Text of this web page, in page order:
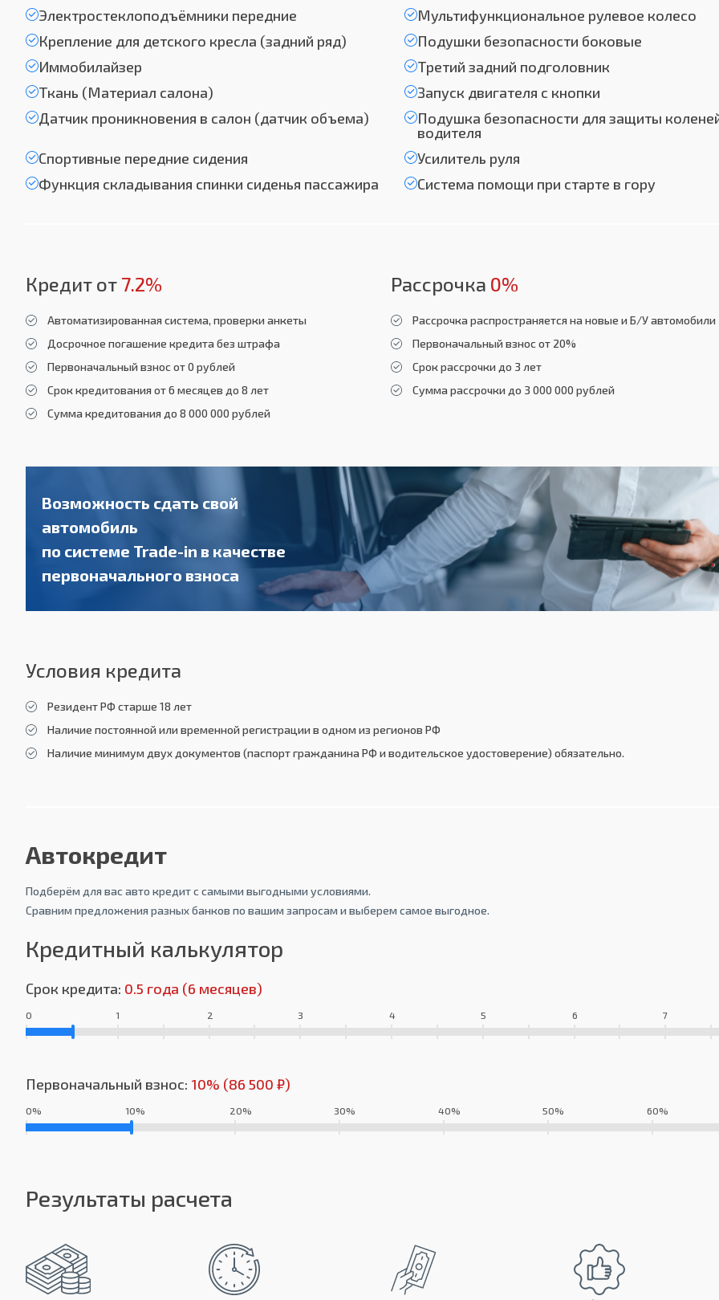
Электростеклоподъёмники передние
Мультифункциональное рулевое колесо
Крепление для детского кресла (задний ряд)
Подушки безопасности боковые
Иммобилайзер
Третий задний подголовник
Ткань (Материал салона)
Запуск двигателя с кнопки
Датчик проникновения в салон (датчик объема)
Подушка безопасности для защиты
водителя
Спортивные передние сидения
Усилитель руля
Функция складывания спинки сиденья пассажира
Система помощи при старте в гору
Кредит от 7.2%
Автоматизированная система, проверки анкеты
Досрочное погашение кредита без штрафа
Первоначальный взнос от 0 рублей
Срок кредитования от 6 месяцев до 8 лет
Сумма кредитования до 8 000 000 рублей
Рассрочка 0%
Рассрочка распространяется на новые и Б/У автомобили
Первоначальный взнос от 20%
Срок рассрочки до 3 лет
Сумма рассрочки до 3 000 000 рублей
Возможность сдать свой
автомобиль
по системе Trade-in в качестве
первоначального взноса
Условия кредита
Резидент РФ старше 18 лет
Наличие постоянной или временной регистрации в одном из регионов РФ
Наличие минимум двух документов (паспорт гражданина РФ и водительское удостоверение) обязательно.
Автокредит
Подберём для вас авто кредит с самыми выгодными условиями.
Сравним предложения разных банков по вашим запросам и выберем самое выгодное.
Кредитный калькулятор
Срок кредита: 0.5 года (6 месяцев)
0 1 2 3 4 5 6 7
Первоначальный взнос: 10% (86 500 ₽)
0% 10% 20% 30% 40% 50% 60%
Результаты расчета